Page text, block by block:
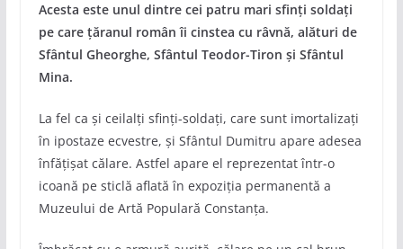
Acesta este unul dintre cei patru mari sfinți soldați
pe care țăranul român îi cinstea cu râvnă, alături de
Sfântul Gheorghe, Sfântul Teodor-Tiron și Sfântul
Mina.
La fel ca și ceilalți sfinți-soldați, care sunt imortalizați
în ipostaze ecvestre, și Sfântul Dumitru apare adesea
înfățișat călare. Astfel apare el reprezentat într-o
icoană pe sticlă aflată în expoziția permanentă a
Muzeului de Artă Populară Constanța.